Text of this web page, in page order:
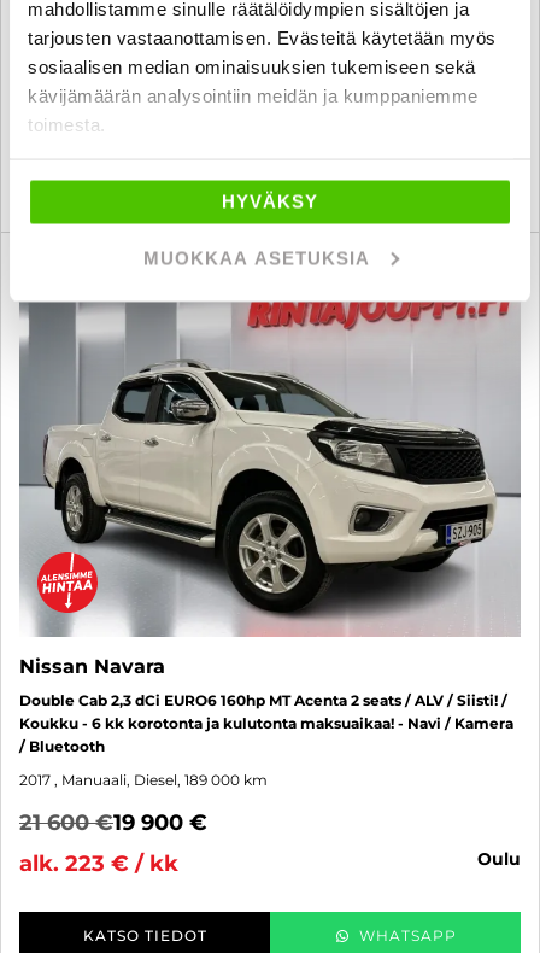
mahdollistamme sinulle räätälöidympien sisältöjen ja
tarjousten vastaanottamisen. Evästeitä käytetään myös
sosiaalisen median ominaisuuksien tukemiseen sekä
kävijämäärän analysointiin meidän ja kumppaniemme
toimesta.
HYVÄKSY
MUOKKAA ASETUKSIA
2019 , Manuaali, Diesel, 139 700 km
30 180 €27 700 €
alk. 267 € / kk
6 kk korotonta ja kulutonta
Nissan Navara
Double Cab 2,3 dCi EURO6 160hp MT Acenta 2 seats / ALV / Siisti! /
Koukku - 6 kk korotonta ja kulutonta maksuaikaa! - Navi / Kamera
/ Bluetooth
2017 , Manuaali, Diesel, 189 000 km
21 600 €19 900 €
alk. 223 € / kk
oulu
KATSO TIEDOT WHATSAPP